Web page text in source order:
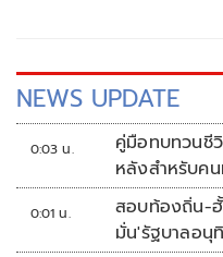
NEWS UPDATE
0:03 น.
คู่มือทบทวนชี
หลังสำหรับค
0:01 น.
สอบท้องถิ่น-
มั่น'รัฐบาลอนุ